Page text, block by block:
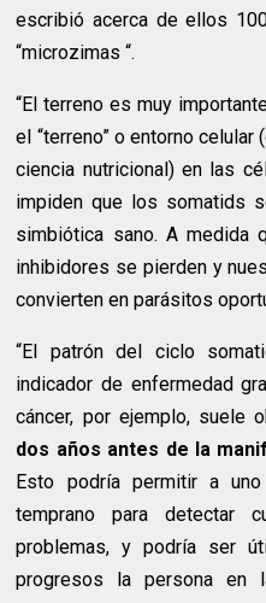
escribió acerca de ellos
“microzimas “.
“El terreno es muy
el “terreno” o entorno
ciencia nutricional) en las
impiden que los somatids
simbiótica sano. A medida
inhibidores se pierden y
convierten en parásitos
“El patrón del ciclo
indicador de enfermedad
cáncer, por ejemplo, suele
dos años antes de la
Esto podría permitir a
temprano para detectar
problemas, y podría ser
progresos la persona en